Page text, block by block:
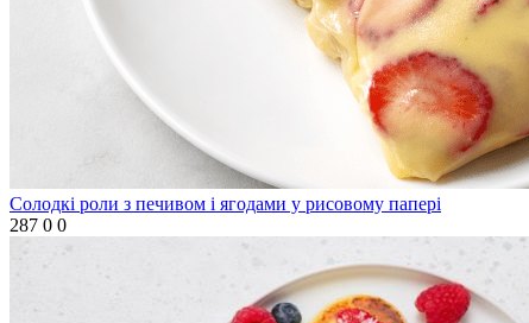
Солодкі роли з печивом і ягодами у рисовому папері
287 0 0